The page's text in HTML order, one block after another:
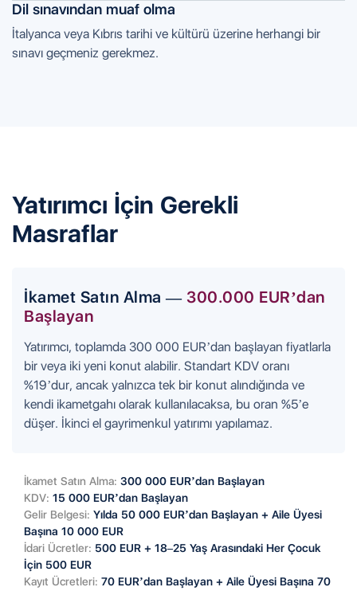
Dil sınavından muaf olma
İtalyanca veya Kıbrıs tarihi ve kültürü üzerine herhangi bir
sınavı geçmeniz gerekmez.
Yatırımcı İçin Gerekli
Masraflar
İkamet Satın Alma — 300.000 EUR’dan
Başlayan
Yatırımcı, toplamda 300 000 EUR’dan başlayan fiyatlarla
bir veya iki yeni konut alabilir. Standart KDV oranı
%19’dur, ancak yalnızca tek bir konut alındığında ve
kendi ikametgahı olarak kullanılacaksa, bu oran %5’e
düşer. İkinci el gayrimenkul yatırımı yapılamaz.
İkamet Satın Alma: 300 000 EUR’dan Başlayan
KDV: 15 000 EUR’dan Başlayan
Gelir Belgesi: Yılda 50 000 EUR’dan Başlayan + Aile Üyesi
Başına 10 000 EUR
İdari Ücretler: 500 EUR + 18–25 Yaş Arasındaki Her Çocuk
İçin 500 EUR
Kayıt Ücretleri: 70 EUR’dan Başlayan + Aile Üyesi Başına 70